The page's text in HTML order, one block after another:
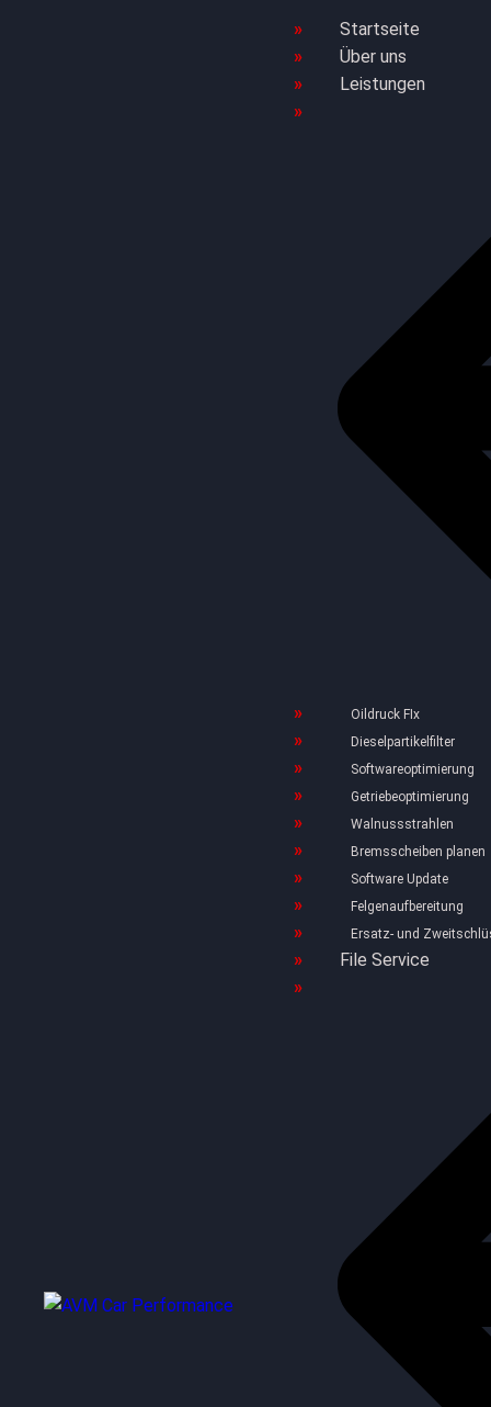
Startseite
Über uns
Leistungen
Oildruck FIx
Dieselpartikelfilter
Softwareoptimierung
Getriebeoptimierung
Walnussstrahlen
Bremsscheiben planen
Software Update
Felgenaufbereitung
Ersatz- und
File Service